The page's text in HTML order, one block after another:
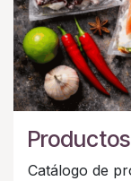
Catálogo de